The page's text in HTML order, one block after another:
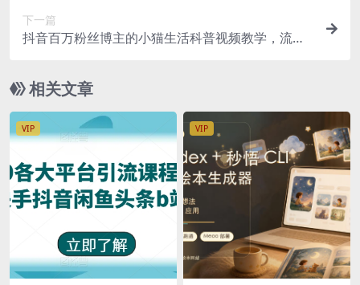
下一篇
抖音百万粉丝博主的小猫生活科普视频教学，流量
等
相关文章
VIP VIP